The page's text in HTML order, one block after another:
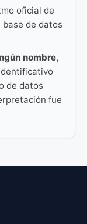
oficial de
de datos
nombre,
de datos
fue